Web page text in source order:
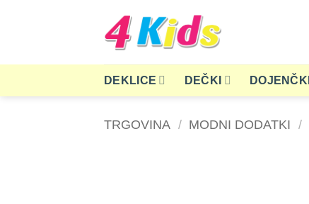
DEKLICE DEČKI DOJENČKI
TRGOVINA / MODNI DODATKI /